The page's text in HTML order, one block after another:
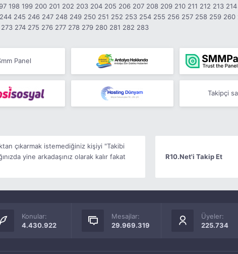
198 199 200 201 202 203 204 205 206 207 208 209 210 211 212 213 214
244 245 246 247 248 249 250 251 252 253 254 255 256 257 258 259 260
273 274 275 276 277 278 279 280 281 282 283
Panel
Takipçi
çıkarmak istemediğiniz kişiyi "Takibi
yine arkadaşınız olarak kalır fakat
R10.Net'i Takip Et
Konular:
4.430.922
Mesajlar:
29.969.319
Üyeler:
225.734